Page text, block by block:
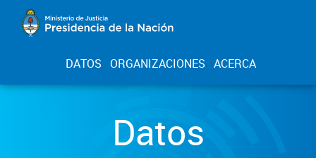
DATOS ORGANIZACIONES ACERCA
Datos